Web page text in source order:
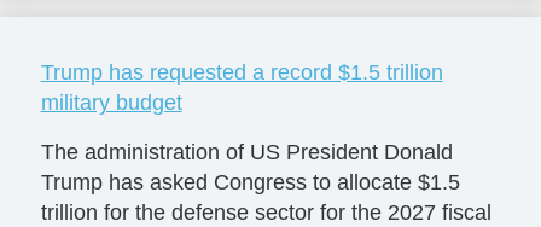
Trump has requested a record $1.5 trillion
military budget
The administration of US President Donald
Trump has asked Congress to allocate $1.5
trillion for the defense sector for the 2027 fiscal